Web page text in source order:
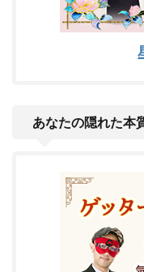
あなたの隠れた本